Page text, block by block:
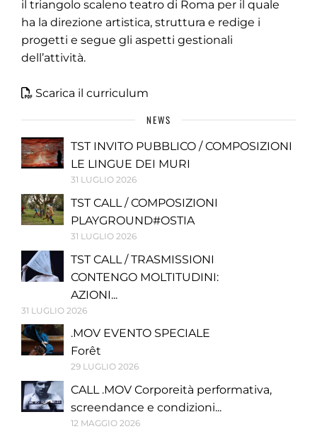
il triangolo scaleno teatro di Roma per il quale
ha la direzione artistica, struttura e redige i
progetti e segue gli aspetti gestionali
dell’attività.
Scarica il curriculum
NEWS
TST INVITO PUBBLICO / COMPOSIZIONI
LE LINGUE DEI MURI
31 LUGLIO 2026
TST CALL / COMPOSIZIONI
PLAYGROUND#OSTIA
31 LUGLIO 2026
TST CALL / TRASMISSIONI
CONTENGO MOLTITUDINI:
AZIONI...
31 LUGLIO 2026
.MOV EVENTO SPECIALE
Forêt
29 LUGLIO 2026
CALL .MOV Corporeità performativa,
screendance e condizioni...
12 MAGGIO 2026